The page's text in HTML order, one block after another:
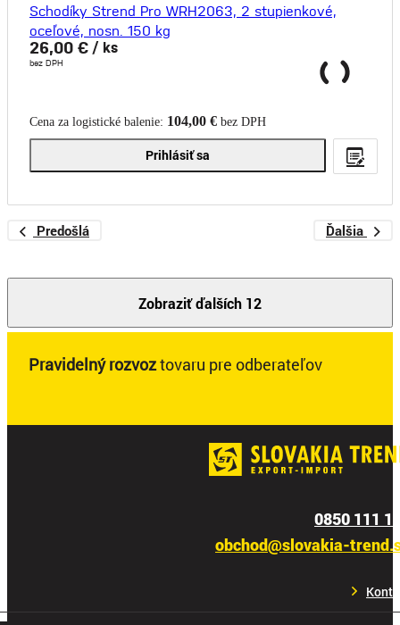
Schodíky Strend Pro WRH2063, 2 stupienkové,
oceľové, nosn. 150 kg
26,00 € / ks
bez DPH
Cena za logistické balenie: 104,00 € bez DPH
Prihlásiť sa
Zobraziť ďalších 12
Predošlá Ďalšia
Pravidelný rozvoztovaru pre odberateľov
0850 111
obchod@slovakia-